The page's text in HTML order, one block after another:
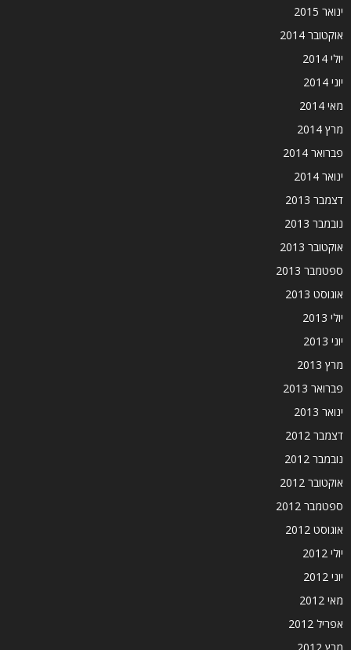
ינואר 2015
אוקטובר 2014
יולי 2014
יוני 2014
מאי 2014
מרץ 2014
פברואר 2014
ינואר 2014
דצמבר 2013
נובמבר 2013
אוקטובר 2013
ספטמבר 2013
אוגוסט 2013
יולי 2013
יוני 2013
מרץ 2013
פברואר 2013
ינואר 2013
דצמבר 2012
נובמבר 2012
אוקטובר 2012
ספטמבר 2012
אוגוסט 2012
יולי 2012
יוני 2012
מאי 2012
אפריל 2012